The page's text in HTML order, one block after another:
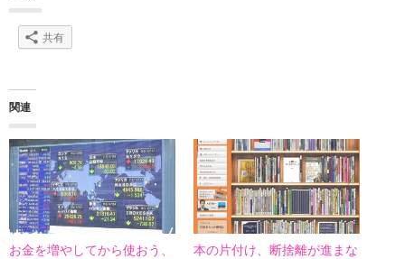
共有
関連
お金を増やしてから使おう、
本の片付け、断捨離が進まな